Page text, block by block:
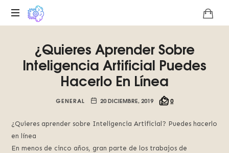
digital
sobre
la
de
Roko,
fomentamos
¿Quieres Aprender Sobre
Inteligencia Artificial Puedes
Hacerlo En Línea
GENERAL 20 DICIEMBRE, 2019 0
¿Quieres aprender sobre Inteligencia Artificial? Puedes hacerlo
en línea
En menos de cinco años, gran parte de los trabajos de